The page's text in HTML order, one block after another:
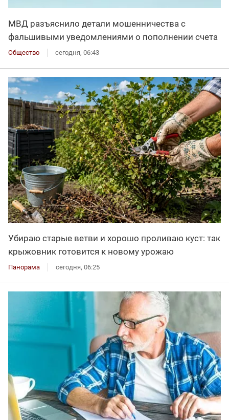
МВД разъяснило детали мошенничества с
фальшивыми уведомлениями о пополнении счета
Общество сегодня, 06:43
Убираю старые ветви и хорошо проливаю куст: так
крыжовник готовится к новому урожаю
Панорама сегодня, 06:25